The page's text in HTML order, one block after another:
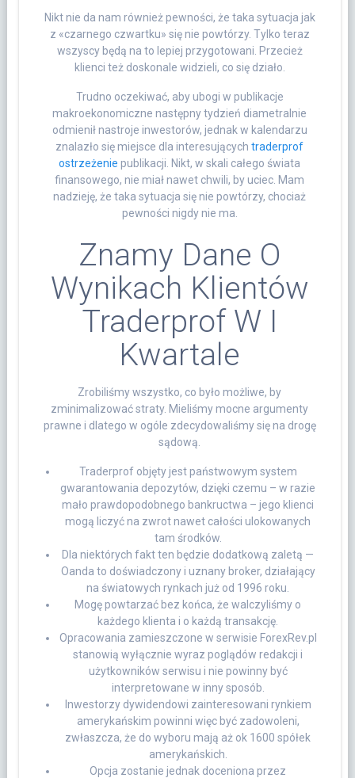
Nikt nie da nam również pewności, że taka sytuacja jak
z «czarnego czwartku» się nie powtórzy. Tylko teraz
wszyscy będą na to lepiej przygotowani. Przecież
klienci też doskonale widzieli, co się działo.
Trudno oczekiwać, aby ubogi w publikacje
makroekonomiczne następny tydzień diametralnie
odmienił nastroje inwestorów, jednak w kalendarzu
znalazło się miejsce dla interesującychtraderprof
ostrzeżenie publikacji. Nikt, w skali całego świata
finansowego, nie miał nawet chwili, by uciec. Mam
nadzieję, że taka sytuacja się nie powtórzy, chociaż
pewności nigdy nie ma.
Znamy Dane O
Wynikach Klientów
Traderprof W I
Kwartale
Zrobiliśmy wszystko, co było możliwe, by
zminimalizować straty. Mieliśmy mocne argumenty
prawne i dlatego w ogóle zdecydowaliśmy się na drogę
sądową.
Traderprof objęty jest państwowym system
gwarantowania depozytów, dzięki czemu – w razie
mało prawdopodobnego bankructwa – jego klienci
mogą liczyć na zwrot nawet całości ulokowanych
tam środków.
Dla niektórych fakt ten będzie dodatkową zaletą —
Oanda to doświadczony i uznany broker, działający
na światowych rynkach już od 1996 roku.
Mogę powtarzać bez końca, że walczyliśmy o
każdego klienta i o każdą transakcję.
Opracowania zamieszczone w serwisie ForexRev.pl
stanowią wyłącznie wyraz poglądów redakcji i
użytkowników serwisu i nie powinny być
interpretowane w inny sposób.
Inwestorzy dywidendowi zainteresowani rynkiem
amerykańskim powinni więc być zadowoleni,
zwłaszcza, że do wyboru mają aż ok 1600 spółek
amerykańskich.
Opcja zostanie jednak doceniona przez